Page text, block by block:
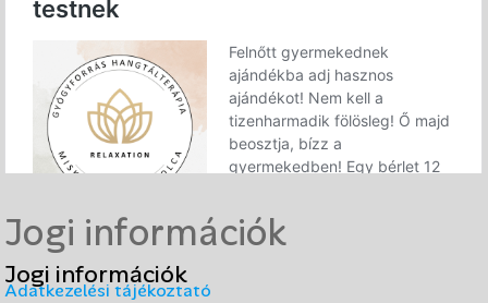
Jogi információk
Jogi információk
Adatkezelési tájékoztató